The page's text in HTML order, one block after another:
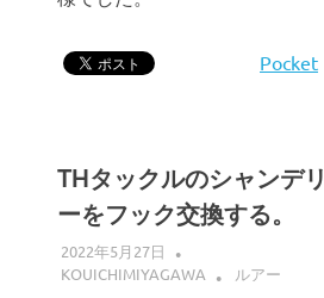
Pocket
THタックルのシャンデリ
ーをフック交換する。
2022年5月27日
KOUICHIMIYAGAWA
ルアー